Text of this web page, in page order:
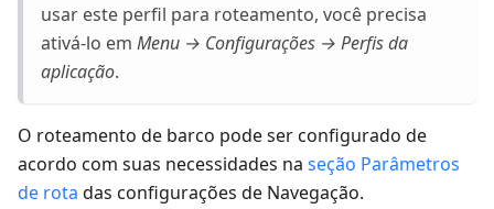
usar este perfil para roteamento, você precisa
ativá-lo em Menu → Configurações → Perfis da
aplicação.
O roteamento de barco pode ser configurado de
acordo com suas necessidades na seção Parâmetros
de rota das configurações de Navegação.